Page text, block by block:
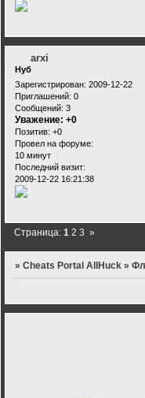
arxi
Нуб
Зарегистрирован: 2009-12-22
Приглашений: 0
Сообщений: 3
Уважение: +0
Позитив: +0
Провел на форуме:
10 минут
Последний визит:
2009-12-22 16:21:38
Страница:1 2 3 »
»Cheats Portal AllHuck »